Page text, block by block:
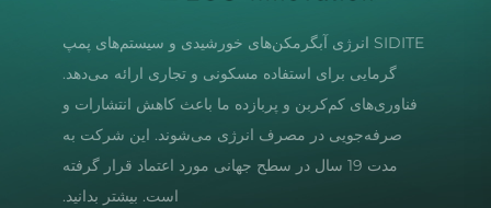
SIDITE انرژی آبگرمکن‌های خورشیدی و سیستم‌های پمپ
گرمایی برای استفاده مسکونی و تجاری ارائه می‌دهد.
فناوری‌های کم‌کربن و پربازده ما باعث کاهش انتشارات و
صرفه‌جویی در مصرف انرژی می‌شوند. این شرکت به
مدت 19 سال در سطح جهانی مورد اعتماد قرار گرفته
است. بیشتر بدانید.